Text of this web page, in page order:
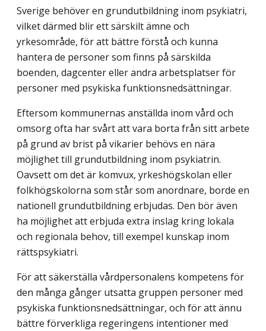
Sverige behöver en grundutbildning inom psykiatri,
vilket därmed blir ett särskilt ämne och
yrkesområde, för att bättre förstå och kunna
hantera de personer som finns på särskilda
boenden, dagcenter eller andra arbetsplatser för
personer med psykiska funktionsnedsättningar.
Eftersom kommunernas anställda inom vård och
omsorg ofta har svårt att vara borta från sitt arbete
på grund av brist på vikarier behövs en nära
möjlighet till grundutbildning inom psykiatrin.
Oavsett om det är komvux, yrkeshögskolan eller
folkhögskolorna som står som anordnare, borde en
nationell grundutbildning erbjudas. Den bör även
ha möjlighet att erbjuda extra inslag kring lokala
och regionala behov, till exempel kunskap inom
rättspsykiatri.
För att säkerställa vårdpersonalens kompetens för
den många gånger utsatta gruppen personer med
psykiska funktionsnedsättningar, och för att ännu
bättre förverkliga regeringens intentioner med